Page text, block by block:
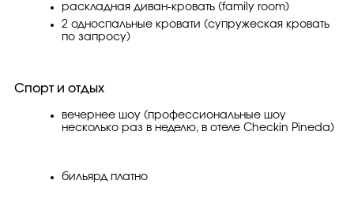
раскладная диван-кровать (family room)
2 односпальные кровати (супружеская кровать
по запросу)
Спорт и отдых
вечернее шоу (профессиональные шоу
несколько раз в неделю, в отеле Checkin Pineda)
бильярд платно